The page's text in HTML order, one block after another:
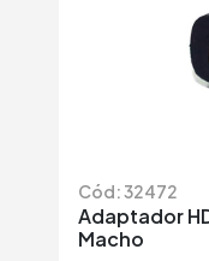
Cód: 32472
Adaptador
Macho